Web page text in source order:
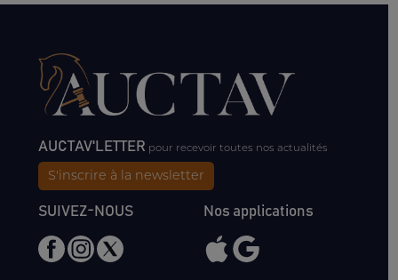
AUCTAV'LETTER pour recevoir toutes nos actualités
S'inscrire à la newsletter
SUIVEZ-NOUS Nos applications